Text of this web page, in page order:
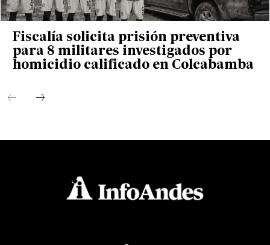
Fiscalía solicita prisión preventiva
para 8 militares investigados por
homicidio calificado en Colcabamba